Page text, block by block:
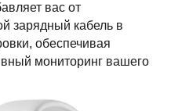
вас от
зарядный кабель в
обеспечивая
мониторинг вашего